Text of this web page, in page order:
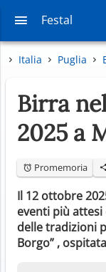
Festal
Italia Puglia
Birra
2025 a
Promemoria
Il 12 ottobre
eventi più
delle tradizioni
Borgo” ,